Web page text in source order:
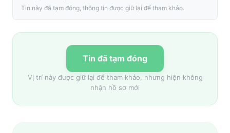
Tin này đã tạm đóng, thông tin được giữ lại để tham khảo.
Tin đã tạm đóng
Vị trí này được giữ lại để tham khảo, nhưng hiện không
nhận hồ sơ mới